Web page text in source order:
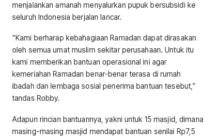
menjalankan amanah menyalurkan pupuk bersubsidi ke
seluruh Indonesia berjalan lancar.
“Kami berharap kebahagiaan Ramadan dapat dirasakan
oleh semua umat muslim sekitar perusahaan. Untuk itu
kami memberikan bantuan operasional ini agar
kemeriahan Ramadan benar-benar terasa di rumah
ibadah dan lembaga sosial penerima bantuan tesebut,”
tandas Robby.
Adapun rincian bantuannya, yakni untuk 15 masjid, dimana
masing-masing masjid mendapat bantuan senilai Rp7,5